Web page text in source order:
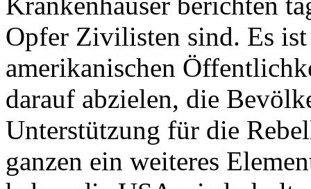
Opfer Zivilisten sind. Es
amerikanischen
darauf abzielen, die
Unterstützung für die
ganzen ein weiteres